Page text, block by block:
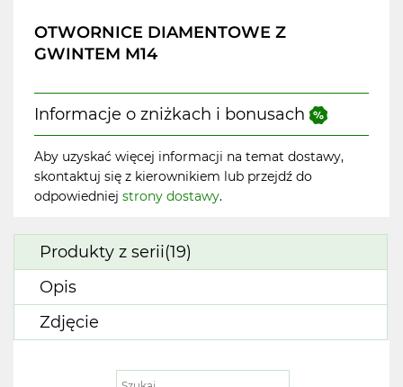
OTWORNICE DIAMENTOWE Z
GWINTEM M14
Informacje o zniżkach i bonusach
Aby uzyskać więcej informacji na temat dostawy,
skontaktuj się z kierownikiem lub przejdź do
odpowiedniej strony dostawy.
Produkty z serii(19)
Opis
Zdjęcie